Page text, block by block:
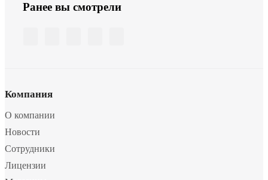
Ранее вы смотрели
Компания
О компании
Новости
Сотрудники
Лицензии